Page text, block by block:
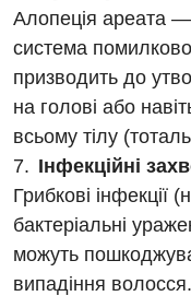
Алергологія,
Безоплатні послуги
Вакцинація
Гастроентерологія
Гематологія
Дерматовенерологія
Алопеція ареата
система
призводить до
на голові або
всьому тілу
Інфекційні
Грибкові інфекції
бактеріальні
можуть
випадіння